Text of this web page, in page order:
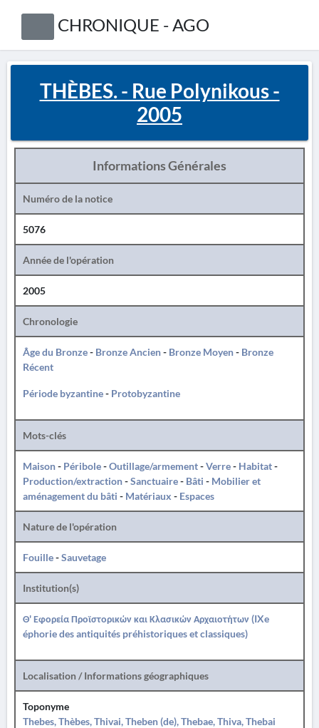
CHRONIQUE - AGO
THÈBES. - Rue Polynikous -
2005
Informations Générales
Numéro de la notice
5076
Année de l'opération
2005
Chronologie
Âge du Bronze- Bronze Ancien- Bronze Moyen- Bronze
Récent
Période byzantine- Protobyzantine
Mots-clés
Maison- Péribole-Outillage/armement-Verre- Habitat-
Production/extraction-Sanctuaire- Bâti - Mobilier et
aménagement du bâti - Matériaux - Espaces
Nature de l'opération
Fouille-Sauvetage
Institution(s)
Θ' Εφορεία Προϊστορικών και Κλασικών Αρχαιοτήτων (IXe
éphorie des antiquités préhistoriques et classiques)
Localisation / Informations géographiques
Toponyme
Thebes, Thèbes, Thivai, Theben (de), Thebae, Thiva, Thebai